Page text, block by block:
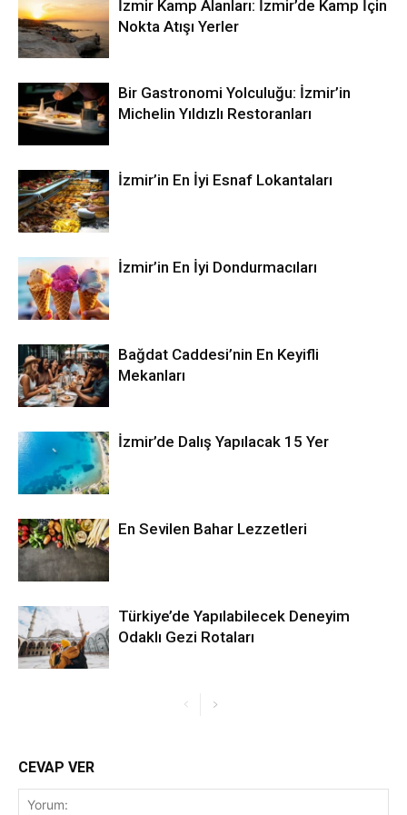
İzmir Kamp Alanları: İzmir’de Kamp İçin
Nokta Atışı Yerler
Bir Gastronomi Yolculuğu: İzmir’in
Michelin Yıldızlı Restoranları
İzmir’in En İyi Esnaf Lokantaları
İzmir’in En İyi Dondurmacıları
Bağdat Caddesi’nin En Keyifli
Mekanları
İzmir’de Dalış Yapılacak 15 Yer
En Sevilen Bahar Lezzetleri
Türkiye’de Yapılabilecek Deneyim
Odaklı Gezi Rotaları
CEVAP VER